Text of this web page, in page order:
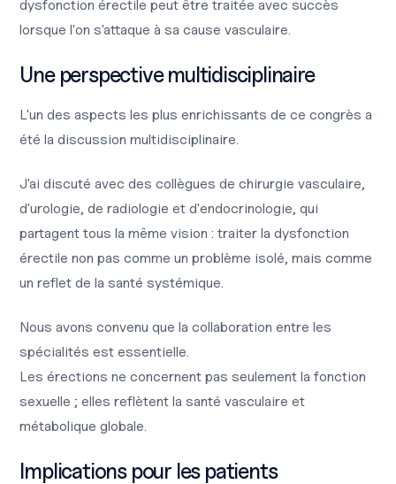
dysfonction érectile peut être traitée avec succès
lorsque l'on s'attaque à sa cause vasculaire.
Une perspective multidisciplinaire
L'un des aspects les plus enrichissants de ce congrès a
été la discussion multidisciplinaire.
J'ai discuté avec des collègues de chirurgie vasculaire,
d'urologie, de radiologie et d'endocrinologie, qui
partagent tous la même vision : traiter la dysfonction
érectile non pas comme un problème isolé, mais comme
un reflet de la santé systémique.
Nous avons convenu que la collaboration entre les
spécialités est essentielle.
Les érections ne concernent pas seulement la fonction
sexuelle ; elles reflètent la santé vasculaire et
métabolique globale.
Implications pour les patients